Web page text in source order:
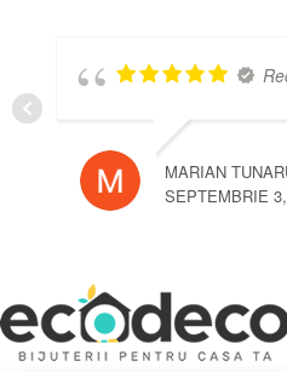
MARIAN
SEPTEMBRIE